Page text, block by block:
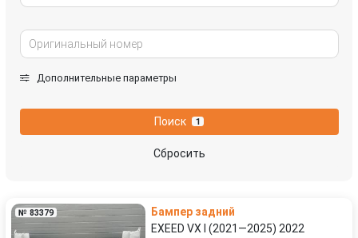
Дополнительные параметры
Поиск 1
Сбросить
№ 83379
Бампер задний
EXEED VX I (2021—2025) 2022